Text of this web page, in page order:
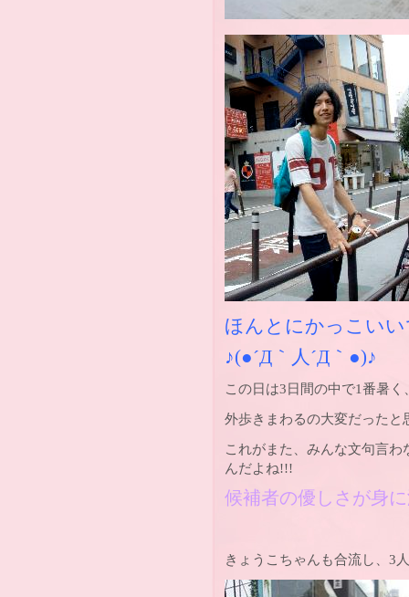
ほんとにかっこい
♪(●´Д｀人´Д｀●)♪
この日は3日間の中で1番暑く
外歩きまわるの大変だったと
これがまた、みんな文句言
んだよね!!!
候補者の優しさが身
きょうこちゃんも合流し、3